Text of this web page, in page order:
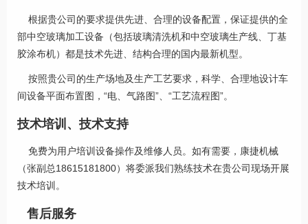
根据贵公司的要求提供先进、合理的设备配置，保证提供的全
部中空玻璃加工设备（包括玻璃清洗机和中空玻璃生产线、丁基
胶涂布机）都是技术先进、结构合理的国内最新机型。
按照贵公司的生产场地及生产工艺要求，科学、合理地设计车
间设备平面布置图，“电、气路图”、“工艺流程图”。
技术培训、技术支持
免费为用户培训设备操作及维修人员。如有需要，康捷机械
（张副总18615181800）将委派我们熟练技术在贵公司现场开展
技术培训。
售后服务